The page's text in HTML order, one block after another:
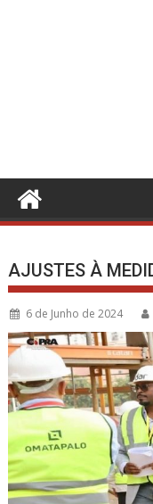
AJUSTES À
6 de Junho de 2024